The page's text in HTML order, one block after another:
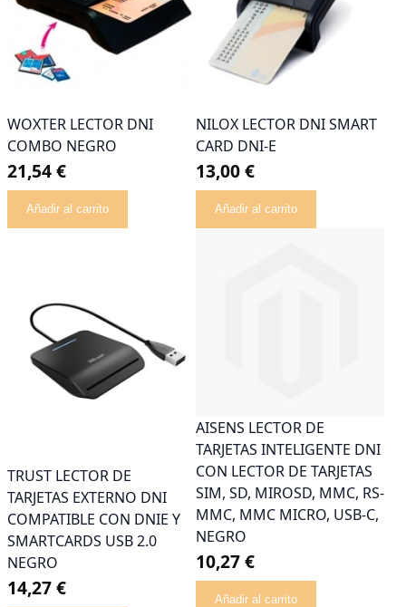
WOXTER LECTOR DNI
COMBO NEGRO
21,54 €
Añadir al carrito
NILOX LECTOR DNI SMART
CARD DNI-E
13,00 €
Añadir al carrito
TRUST LECTOR DE
TARJETAS EXTERNO DNI
COMPATIBLE CON DNIE Y
SMARTCARDS USB 2.0
NEGRO
14,27 €
AISENS LECTOR DE
TARJETAS INTELIGENTE DNI
CON LECTOR DE TARJETAS
SIM, SD, MIROSD, MMC, RS-
MMC, MMC MICRO, USB-C,
NEGRO
10,27 €
Añadir al carrito